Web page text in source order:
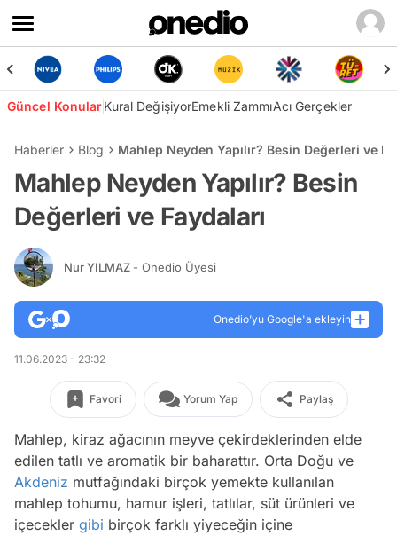
Güncel KonularKural DeğişiyorEmekli ZammıAcı Gerçekler
Haberler Blog Mahlep Neyden Yapılır? Besin Değerleri ve
Mahlep Neyden Yapılır? Besin
Değerleri ve Faydaları
Nur YILMAZ - Onedio Üyesi
Onedio’yu Google'a ekleyin
11.06.2023 - 23:32
Favori Yorum Yap Paylaş
Mahlep, kiraz ağacının meyve çekirdeklerinden elde
edilen tatlı ve aromatik bir baharattır. Orta Doğu ve
Akdeniz mutfağındaki birçok yemekte kullanılan
mahlep tohumu, hamur işleri, tatlılar, süt ürünleri ve
içecekler gibi birçok farklı yiyeceğin içine